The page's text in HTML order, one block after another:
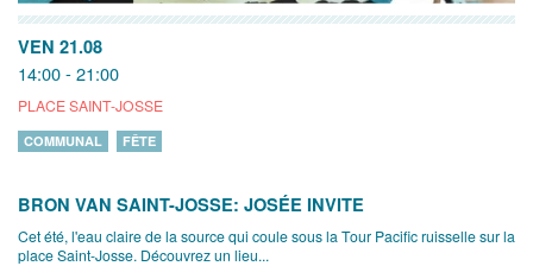
VEN 21.08
14:00 - 21:00
PLACE SAINT-JOSSE
COMMUNAL FÊTE
BRON VAN SAINT-JOSSE: JOSÉE INVITE
Cet été, l'eau claire de la source qui coule sous la Tour Pacific ruisselle sur la
place Saint-Josse. Découvrez un lieu...